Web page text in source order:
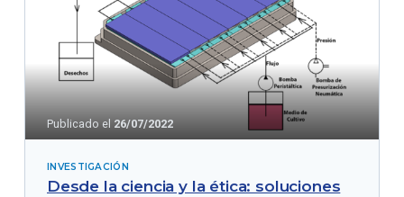
Publicado el 26/07/2022
INVESTIGACIÓN
Desde la ciencia y la ética: soluciones